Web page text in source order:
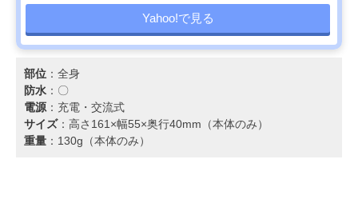
Yahoo!で見る
部位 ：全身
防水 ：〇
電源：充電・交流式
サイズ：高さ161×幅55×奥行40mm（本体のみ）
重量 ：130g（本体のみ）